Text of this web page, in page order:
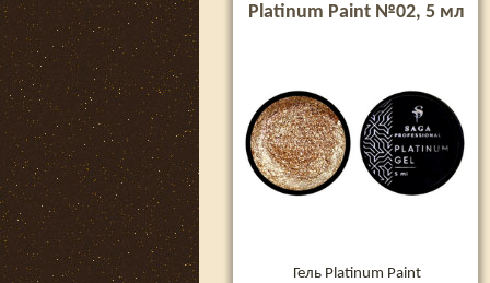
Platinum Paint №02, 5 мл
Гель Platinum Paint